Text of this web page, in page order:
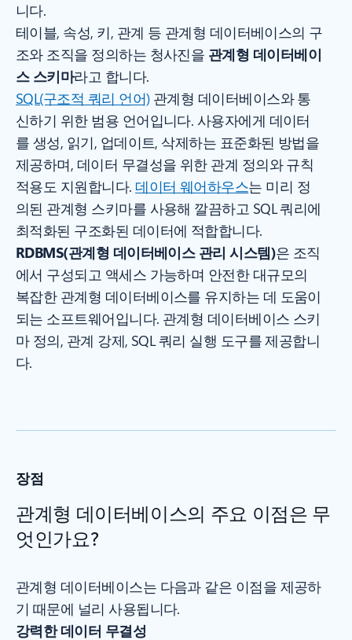
니다.
테이블, 속성, 키, 관계 등 관계형 데이터베이스의 구
조와 조직을 정의하는 청사진을 관계형 데이터베이
스 스키마라고 합니다.
SQL(구조적 쿼리 언어)관계형 데이터베이스와 통
신하기 위한 범용 언어입니다. 사용자에게 데이터
를 생성, 읽기, 업데이트, 삭제하는 표준화된 방법을
제공하며, 데이터 무결성을 위한 관계 정의와 규칙
적용도 지원합니다. 데이터 웨어하우스는 미리 정
의된 관계형 스키마를 사용해 깔끔하고 SQL 쿼리에
최적화된 구조화된 데이터에 적합합니다.
RDBMS(관계형 데이터베이스 관리 시스템)은 조직
에서 구성되고 액세스 가능하며 안전한 대규모의
복잡한 관계형 데이터베이스를 유지하는 데 도움이
되는 소프트웨어입니다. 관계형 데이터베이스 스키
마 정의, 관계 강제, SQL 쿼리 실행 도구를 제공합니
다.
장점
관계형 데이터베이스의 주요 이점은 무
엇인가요?
관계형 데이터베이스는 다음과 같은 이점을 제공하
기 때문에 널리 사용됩니다.
강력한 데이터 무결성